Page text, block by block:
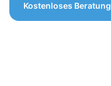
Kostenloses Beratung